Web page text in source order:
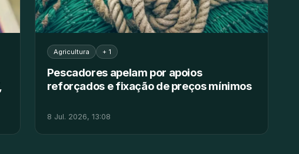
Agricultura + 1
Pescadores apelam por apoios
reforçados e fixação de preços mínimos
8 Jul. 2026, 13:08